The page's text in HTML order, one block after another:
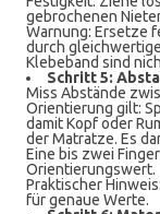
gebrochenen
Warnung: Ersetze
durch
Klebeband sind
Schritt 5:
Miss Abstände
Orientierung gilt:
damit Kopf oder
der Matratze. Es
Eine bis zwei
Orientierungswert.
Praktischer
für genaue Werte.